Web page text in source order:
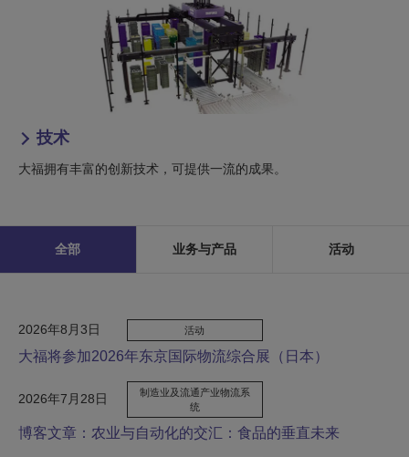
技术
大福拥有丰富的创新技术，可提供一流的成果。
全部 业务与产品 活动
2026年8月3日 活动
大福将参加2026年东京国际物流综合展（日本）
2026年7月28日
制造业及流通产业物流系
统
博客文章：农业与自动化的交汇：食品的垂直未来